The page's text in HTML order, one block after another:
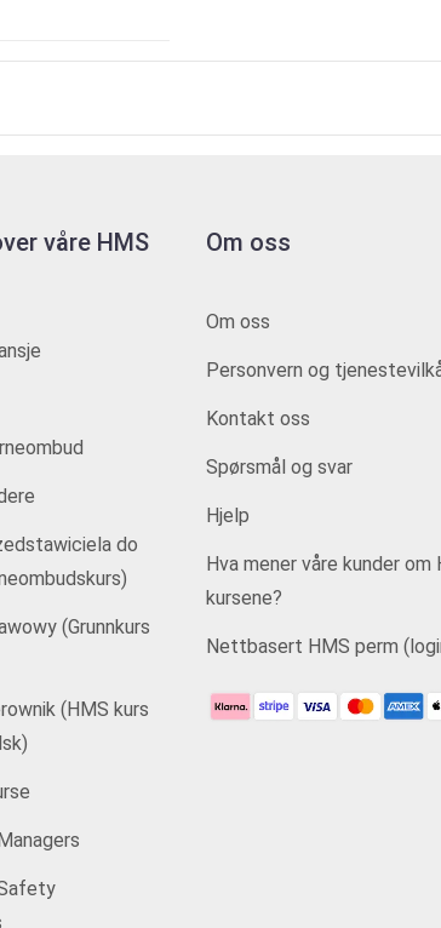
våre HMS
do
(Grunnkurs
(HMS kurs
Om oss
Om oss
Personvern og
Kontakt oss
Spørsmål og svar
Hjelp
Hva mener våre kunder om
kursene?
Nettbasert HMS perm